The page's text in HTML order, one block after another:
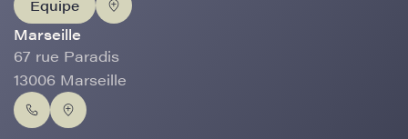
Equipe
Marseille
67 rue Paradis
13006 Marseille